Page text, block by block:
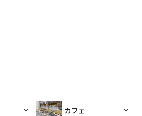
カフェ